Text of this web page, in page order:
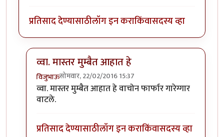
प्रतिसाद देण्यासाठीलॉग इन कराकिंवासदस्य व्हा
व्वा. मास्तर मुम्बैत आहात हे
विजुभाऊसोमवार, 22/02/2016 15:37
In reply toबंदीbyविनायक प्रभू
व्वा. मास्तर मुम्बैत आहात हे वाचोन फार्फार गारेग्गार
वाटले.
प्रतिसाद देण्यासाठीलॉग इन कराकिंवासदस्य व्हा